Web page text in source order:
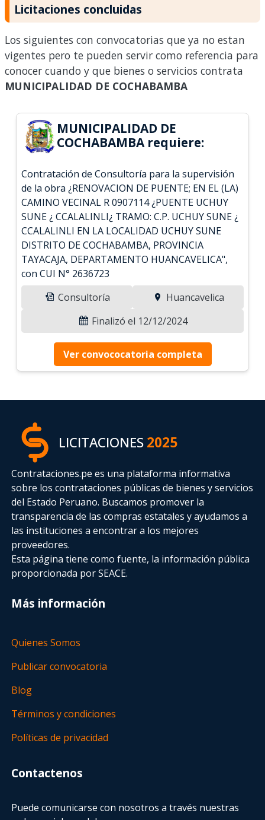
Licitaciones concluidas
Los siguientes con convocatorias que ya no estan
vigentes pero te pueden servir como referencia para
conocer cuando y que bienes o servicios contrata
MUNICIPALIDAD DE COCHABAMBA
MUNICIPALIDAD DE
COCHABAMBA requiere:
Contratación de Consultoría para la supervisión
de la obra ¿RENOVACION DE PUENTE; EN EL (LA)
CAMINO VECINAL R 0907114 ¿PUENTE UCHUY
SUNE ¿ CCALALINLI¿ TRAMO: C.P. UCHUY SUNE ¿
CCALALINLI EN LA LOCALIDAD UCHUY SUNE
DISTRITO DE COCHABAMBA, PROVINCIA
TAYACAJA, DEPARTAMENTO HUANCAVELICA",
con CUI N° 2636723
Consultoría
Huancavelica
Finalizó el 12/12/2024
Ver convococatoria completa
LICITACIONES2025
Contrataciones.pe es una plataforma informativa
sobre los contrataciones públicas de bienes y servicios
del Estado Peruano. Buscamos promover la
transparencia de las compras estatalesy ayudamos a
las instituciones a encontrar a los mejores
proveedores.
Esta página tiene como fuente, la información pública
proporcionada por SEACE.
Más información
Quienes Somos
Publicar convocatoria
Blog
Términos y condiciones
Políticas de privacidad
Contactenos
Puede comunicarse con nosotros a través nuestras